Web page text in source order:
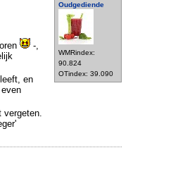
Oudgediende
WMRindex:
90.824
OTindex: 39.090
-,
en
vergeten.